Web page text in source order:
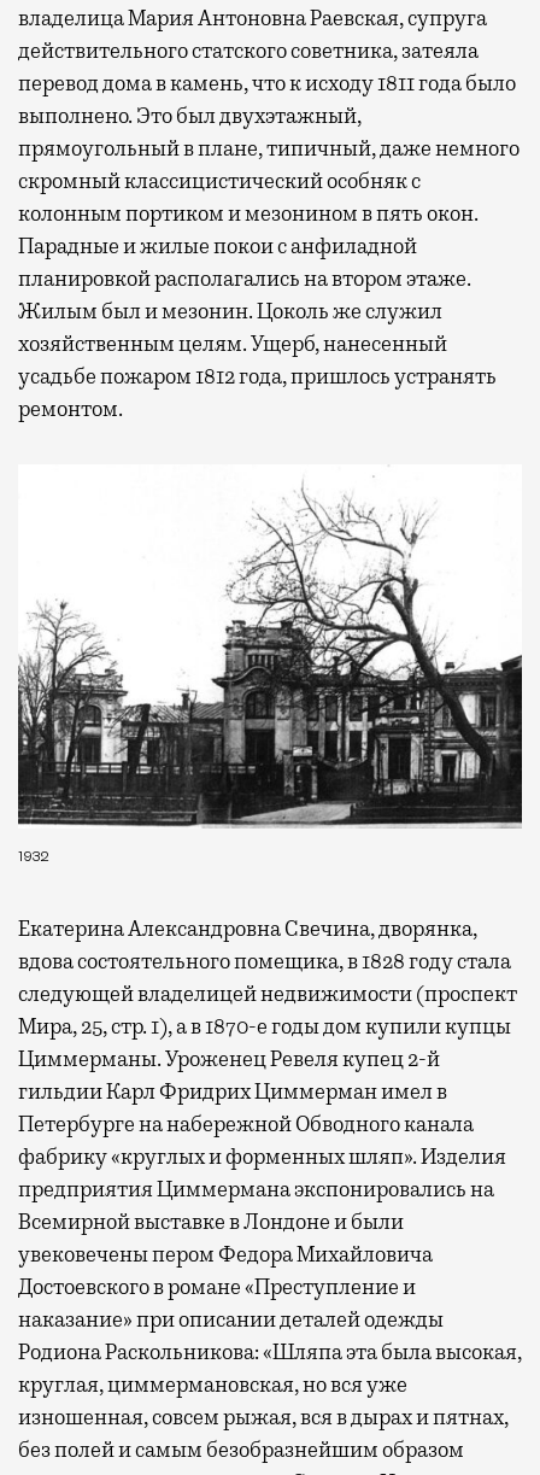
владелица Мария Антоновна Раевская, супруга
действительного статского советника, затеяла
перевод дома в камень, что к исходу 1811 года было
выполнено. Это был двухэтажный,
прямоугольный в плане, типичный, даже немного
скромный классицистический особняк с
колонным портиком и мезонином в пять окон.
Парадные и жилые покои с анфиладной
планировкой располагались на втором этаже.
Жилым был и мезонин. Цоколь же служил
хозяйственным целям. Ущерб, нанесенный
усадьбе пожаром 1812 года, пришлось устранять
ремонтом.
1932
Екатерина Александровна Свечина, дворянка,
вдова состоятельного помещика, в 1828 году стала
следующей владелицей недвижимости (проспект
Мира, 25, стр. 1), а в 1870-е годы дом купили купцы
Циммерманы. Уроженец Ревеля купец 2-й
гильдии Карл Фридрих Циммерман имел в
Петербурге на набережной Обводного канала
фабрику «круглых и форменных шляп». Изделия
предприятия Циммермана экспонировались на
Всемирной выставке в Лондоне и были
увековечены пером Федора Михайловича
Достоевского в романе «Преступление и
наказание» при описании деталей одежды
Родиона Раскольникова: «Шляпа эта была высокая,
круглая, циммермановская, но вся уже
изношенная, совсем рыжая, вся в дырах и пятнах,
без полей и самым безобразнейшим образом